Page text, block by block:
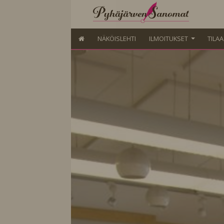
NÄKÖISLEHTI ILMOITUKSET